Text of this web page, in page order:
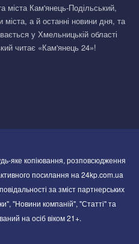
міста Кам'янець-Подільський,
а й останні новини дня, та
у Хмельницькій області
читає «Кам'янець 24»!
яке копіювання, розповсюдження
посилання на 24kp.com.ua
за зміст партнерських
"Новини компаній", "Статті" та
на осіб віком 21+.